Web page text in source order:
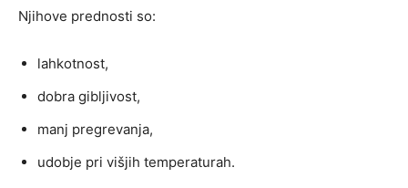
Njihove prednosti so:
lahkotnost,
dobra gibljivost,
manj pregrevanja,
udobje pri višjih temperaturah.